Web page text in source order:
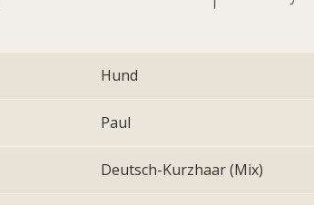
Hund
Paul
Deutsch-Kurzhaar (Mix)